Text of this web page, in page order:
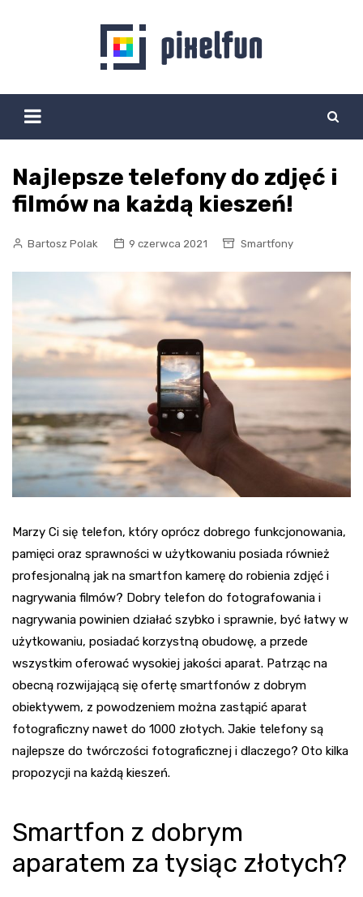
Najlepsze telefony do zdjęć i
filmów na każdą kieszeń!
Bartosz Polak 9 czerwca 2021 Smartfony
Marzy Ci się telefon, który oprócz dobrego funkcjonowania,
pamięci oraz sprawności w użytkowaniu posiada również
profesjonalną jak na smartfon kamerę do robienia zdjęć i
nagrywania filmów? Dobry telefon do fotografowania i
nagrywania powinien działać szybko i sprawnie, być łatwy w
użytkowaniu, posiadać korzystną obudowę, a przede
wszystkim oferować wysokiej jakości aparat. Patrząc na
obecną rozwijającą się ofertę smartfonów z dobrym
obiektywem, z powodzeniem można zastąpić aparat
fotograficzny nawet do 1000 złotych. Jakie telefony są
najlepsze do twórczości fotograficznej i dlaczego? Oto kilka
propozycji na każdą kieszeń.
Smartfon z dobrym
aparatem za tysiąc złotych?